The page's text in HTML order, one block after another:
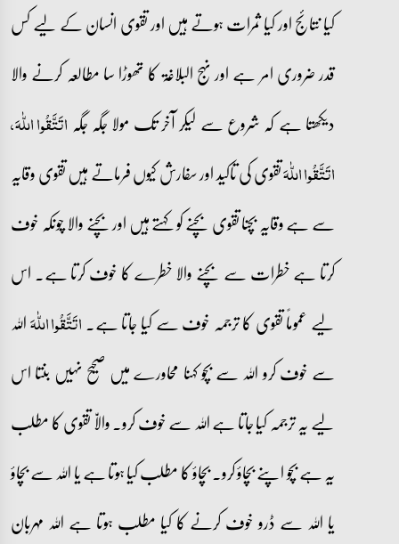
کیا نتائج اور کیا ثمرات ہوتے ہیں اور تقوی انسان کے لیے کس
قدر ضروری امر ہے اور نہج البلاغۃ کا تھوڑا سا مطالعہ کرنے والا
دیکھتا ہے کہ شروع سے لیکر آخر تک مولا جگہ جگہاتَتَّقُوا اللّٰہَ،
اتَتَّقُوا اللّٰہَتقوی کی تاکید اور سفارش کیوں فرماتے ہیں تقوی وقایہ
سے ہے وقایہ بچنا تقوی بچنے کو کہتے ہیں اور بچنے والا چونکہ خوف
کرتا ہے خطرات سے بچنے والا خطرے کا خوف کرتا ہے۔ اس
لیے عموماً تقوی کا ترجمہ خوف سے کیا جاتا ہے۔اتَتَّقُوا اللّٰہَاللہ
سے خوف کرو اللہ سے بچو کہنا محاورے میں صحیح نہیں بنتا اس
لیے یہ ترجمہ کیا جاتا ہے اللہ سے خوف کرو۔ والّا تقوی کا مطلب
یہ ہے بچو اپنے بچاؤ کرو۔ بچاؤ کا مطلب کیا ہوتا ہے یا اللہ سے بچاؤ
یا اللہ سے ڈرو خوف کرنے کا کیا مطلب ہوتا ہے اللہ مہربان